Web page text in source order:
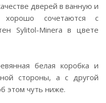
дверей в ванную и
сочетаются с
Sylitol-Minera в цвете
белая коробка и
стороны, а с другой
этом чуть ниже.